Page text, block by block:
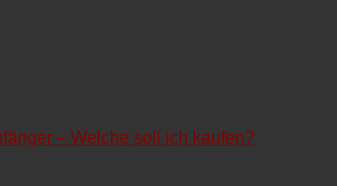
– Welche soll ich kaufen?